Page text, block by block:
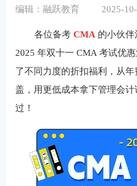
编辑：融跃教育 2025-
各位备考 CMA 的小伙
2025 年双十一 CMA 考试优
了不同力度的折扣福利，从
盖，用更低成本拿下管理会
过！